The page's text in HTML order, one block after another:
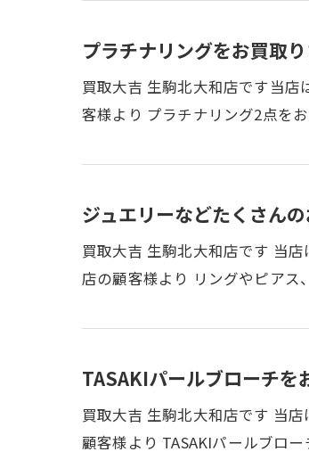
プラチナリングをお買取
買取大吉 生駒北大和店です当
客様より プラチナリング2点を
ジュエリーなどたくさん
買取大吉 生駒北大和店です 当
店の顧客様より リングやピア
TASAKIパールブローチを
買取大吉 生駒北大和店です 当
顧客様より TASAKIパールブロ